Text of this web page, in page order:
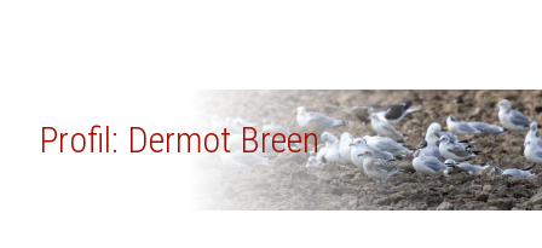
Profil: Dermot Breen